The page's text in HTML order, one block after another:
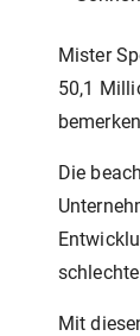
Mister
50,1
Die
Mit